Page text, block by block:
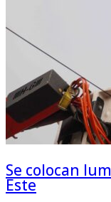
Se colocan
Este